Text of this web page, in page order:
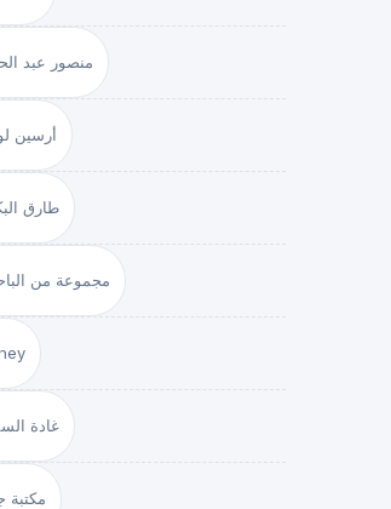
منصور عبد
أرسين
طارق
مجموعة من
غادة
مكتبة